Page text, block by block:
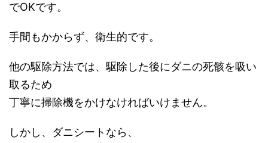
でOKです。
手間もかからず、衛生的です。
他の駆除方法では、駆除した後にダニの死骸を吸い
取るため
丁寧に掃除機をかけなければいけません。
しかし、ダニシートなら、